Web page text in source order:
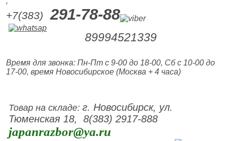
+7(383) 291-78-88
89994521339
Время для звонка: Пн-Пт с 9-00 до 18-00, Сб с 10-00 до
17-00, время Новосибирское (Москва + 4 часа)
Товар на складе:г. Новосибирск, ул.
Тюменская 18, 8(383) 2917-888
japanrazbor@ya.ru